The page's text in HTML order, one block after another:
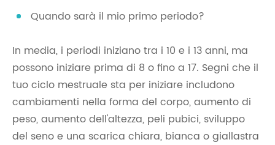
Quando sarà il mio primo periodo?
In media, i periodi iniziano tra i 10 e i 13 anni, ma
possono iniziare prima di 8 o fino a 17. Segni che il
tuo ciclo mestruale sta per iniziare includono
cambiamenti nella forma del corpo, aumento di
peso, aumento dell'altezza, peli pubici, sviluppo
del seno e una scarica chiara, bianca o giallastra